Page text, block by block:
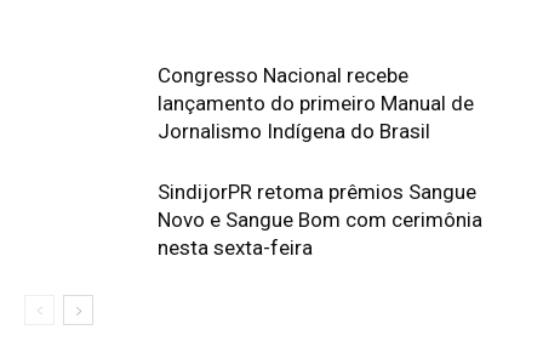
Congresso Nacional recebe
lançamento do primeiro Manual de
Jornalismo Indígena do Brasil
SindijorPR retoma prêmios Sangue
Novo e Sangue Bom com cerimônia
nesta sexta-feira